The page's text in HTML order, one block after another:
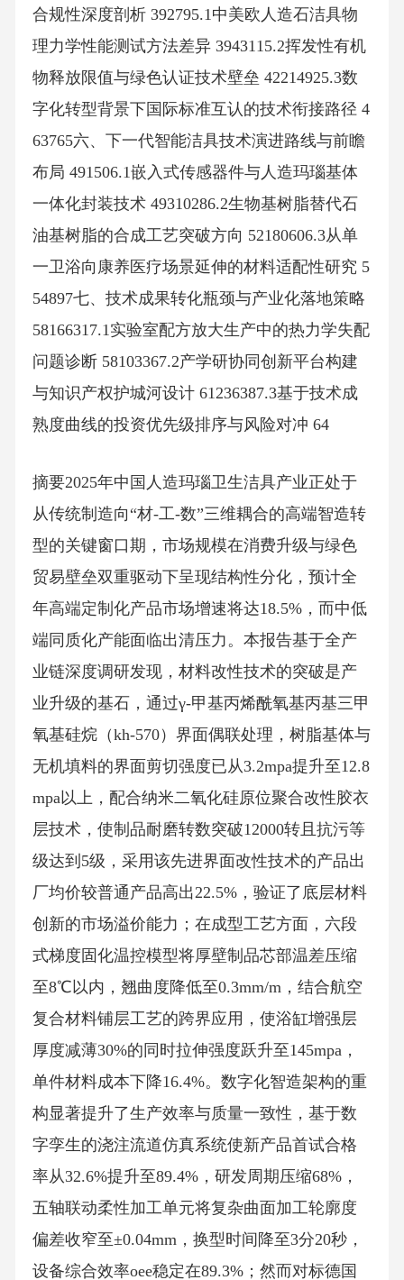
合规性深度剖析 392795.1中美欧人造石洁具物
理力学性能测试方法差异 3943115.2挥发性有机
物释放限值与绿色认证技术壁垒 42214925.3数
字化转型背景下国际标准互认的技术衔接路径 4
63765六、下一代智能洁具技术演进路线与前瞻
布局 491506.1嵌入式传感器件与人造玛瑙基体
一体化封装技术 49310286.2生物基树脂替代石
油基树脂的合成工艺突破方向 52180606.3从单
一卫浴向康养医疗场景延伸的材料适配性研究 5
54897七、技术成果转化瓶颈与产业化落地策略
58166317.1实验室配方放大生产中的热力学失配
问题诊断 58103367.2产学研协同创新平台构建
与知识产权护城河设计 61236387.3基于技术成
熟度曲线的投资优先级排序与风险对冲 64
摘要2025年中国人造玛瑙卫生洁具产业正处于
从传统制造向“材-工-数”三维耦合的高端智造转
型的关键窗口期，市场规模在消费升级与绿色
贸易壁垒双重驱动下呈现结构性分化，预计全
年高端定制化产品市场增速将达18.5%，而中低
端同质化产能面临出清压力。本报告基于全产
业链深度调研发现，材料改性技术的突破是产
业升级的基石，通过γ-甲基丙烯酰氧基丙基三甲
氧基硅烷（kh-570）界面偶联处理，树脂基体与
无机填料的界面剪切强度已从3.2mpa提升至12.8
mpa以上，配合纳米二氧化硅原位聚合改性胶衣
层技术，使制品耐磨转数突破12000转且抗污等
级达到5级，采用该先进界面改性技术的产品出
厂均价较普通产品高出22.5%，验证了底层材料
创新的市场溢价能力；在成型工艺方面，六段
式梯度固化温控模型将厚壁制品芯部温差压缩
至8℃以内，翘曲度降低至0.3mm/m，结合航空
复合材料铺层工艺的跨界应用，使浴缸增强层
厚度减薄30%的同时拉伸强度跃升至145mpa，
单件材料成本下降16.4%。数字化智造架构的重
构显著提升了生产效率与质量一致性，基于数
字孪生的浇注流道仿真系统使新产品首试合格
率从32.6%提升至89.4%，研发周期压缩68%，
五轴联动柔性加工单元将复杂曲面加工轮廓度
偏差收窄至±0.04mm，换型时间降至3分20秒，
设备综合效率oee稳定在89.3%；然而对标德国